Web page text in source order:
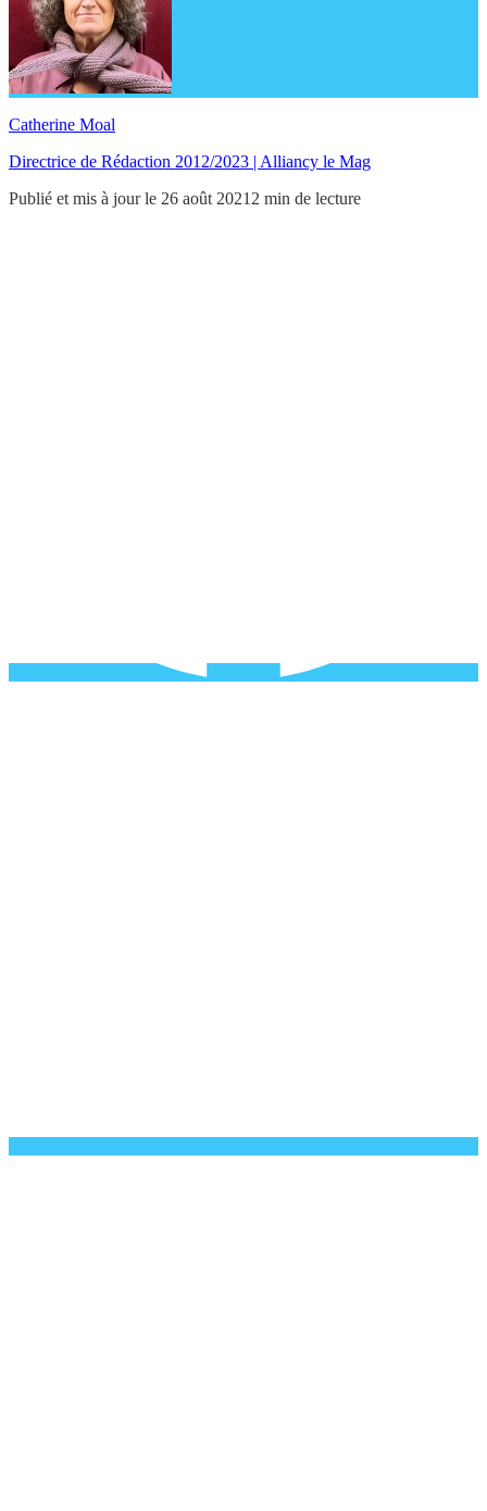
Catherine Moal
Directrice de Rédaction 2012/2023 | Alliancy le Mag
Publié et mis à jour le 26 août 2021 2 min de lecture